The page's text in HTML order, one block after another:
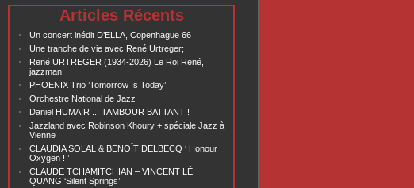
Articles Récents
Un concert inédit D’ELLA, Copenhague 66
Une tranche de vie avec René Urtreger;
René URTREGER (1934-2026) Le Roi René,
jazzman
PHOENIX Trio ’Tomorrow Is Today’
Orchestre National de Jazz
Daniel HUMAIR ... TAMBOUR BATTANT !
Jazzland avec Robinson Khoury + spéciale Jazz à
Vienne
CLAUDIA SOLAL & BENOÎT DELBECQ ‘ Honour
Oxygen ! ’
CLAUDE TCHAMITCHIAN – VINCENT LÊ
QUANG ‘Silent Springs’